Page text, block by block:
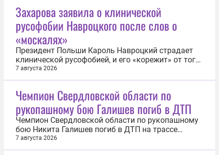
молодому человеку в Германию. На резком
повороте...
Захарова заявила о клинической
русофобии Навроцкого после слов о
«москалях»
Президент Польши Кароль Навроцкий страдает
клинической русофобией, и его «корежит» от того,
что его страна обязана СССР своим
существованием. Об этом 7 августа сообщила
Захарова. «Знаете, как выглядит польский стыд?
Навроцкий вновь пошел вразнос, на очередном...
7 августа 2026
Чемпион Свердловской области по
рукопашному бою Галишев погиб в ДТП
Чемпион Свердловской области по рукопашному
бою Никита Галишев погиб в ДТП на трассе
Екатеринбург — Тюмень. Информацию 7 августа
подтвердили в региональной федерации
7 августа 2026